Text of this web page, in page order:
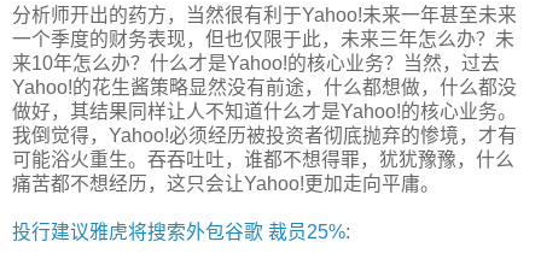
分析师开出的药方，当然很有利于Yahoo!未来一年甚至未来
一个季度的财务表现，但也仅限于此，未来三年怎么办？未
来10年怎么办？什么才是Yahoo!的核心业务？当然，过去
Yahoo!的花生酱策略显然没有前途，什么都想做，什么都没
做好，其结果同样让人不知道什么才是Yahoo!的核心业务。
我倒觉得，Yahoo!必须经历被投资者彻底抛弃的惨境，才有
可能浴火重生。吞吞吐吐，谁都不想得罪，犹犹豫豫，什么
痛苦都不想经历，这只会让Yahoo!更加走向平庸。
投行建议雅虎将搜索外包谷歌 裁员25%: